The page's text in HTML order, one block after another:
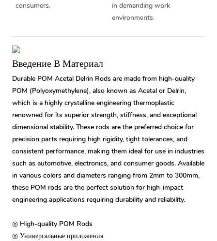
consumers.
in demanding work
environments.
Введение В Материал
Durable POM Acetal Delrin Rods are made from high-quality
POM (Polyoxymethylene), also known as Acetal or Delrin,
which is a highly crystalline engineering thermoplastic
renowned for its superior strength, stiffness, and exceptional
dimensional stability. These rods are the preferred choice for
precision parts requiring high rigidity, tight tolerances, and
consistent performance, making them ideal for use in industries
such as automotive, electronics, and consumer goods. Available
in various colors and diameters ranging from 2mm to 300mm,
these POM rods are the perfect solution for high-impact
engineering applications requiring durability and reliability.
◎ High-quality POM Rods
◎ Универсальные приложения